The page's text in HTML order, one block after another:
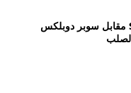
دوبلكس S31803 مقابل سوبر دوبلكس